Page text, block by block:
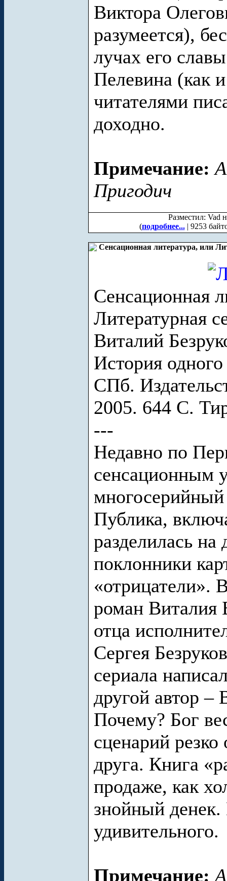
Виктора
разумеется),
лучах его
Пелевина (как
читателями
доходно.
Примечание:
Пригодич
Разместил: Vad
(подробнее...| 9253
Сенсационная литература, или
Сенсационная
Литературная
Виталий
История
СПб.
2005. 644 С.
---
Недавно по
сенсационным
Публика,
разделилась на
поклонники
«отрицатели».
роман Виталия
отца
Сергея
сериала
другой автор
Почему? Бог
сценарий резко
друга. Книга
продаже, как
знойный денек.
удивительного.
Примечание: